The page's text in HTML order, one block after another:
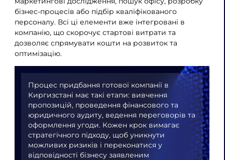
бізнес-процесів або підбір кваліфікованого
персоналу. Всі ці елементи вже інтегровані в
компанію, що скорочує стартові витрати та
дозволяє спрямувати кошти на розвиток та
оптимізацію.
Процес придбання готової компанії в
Киргизстані має такі етапи: вивчення
пропозицій, проведення фінансового та
юридичного аудиту, ведення переговорів та
оформлення угоди. Кожен крок вимагає
стратегічного підходу, щоб уникнути
можливих ризиків і переконатися у
відповідності бізнесу заявленим